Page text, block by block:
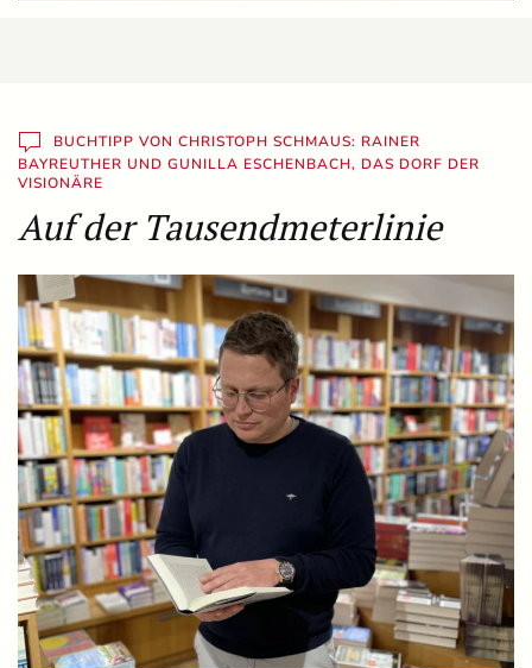
BUCHTIPP VON CHRISTOPH SCHMAUS: RAINER
BAYREUTHER UND GUNILLA ESCHENBACH, DAS DORF DER
VISIONÄRE
Auf der Tausendmeterlinie